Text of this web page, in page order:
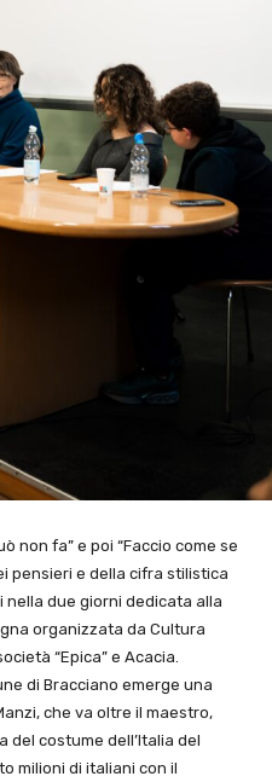
non fa” e poi “Faccio come se
pensieri e della cifra stilistica
nella due giorni dedicata alla
organizzata da Cultura
“Epica” e Acacia.
di Bracciano emerge una
che va oltre il maestro,
costume dell’Italia del
milioni di italiani con il